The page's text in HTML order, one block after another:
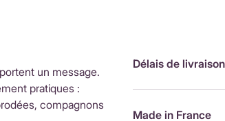
un message.
pratiques :
compagnons
Délais de livraison
de livraison : 3,90
Made in France